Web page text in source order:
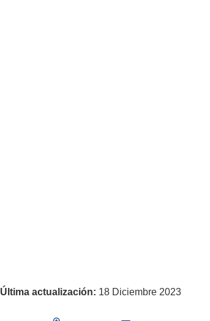
Última actualización: 18 Diciembre 2023